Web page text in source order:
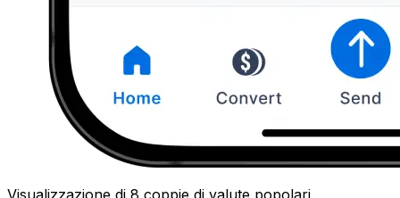
Visualizzazione di 8 coppie di valute popolari